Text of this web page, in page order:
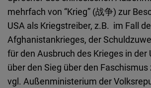
mehrfach von “Krieg” (战争) zur
USA als Kriegstreiber, z.B. im Fall
Afghanistankrieges, der
für den Ausbruch des Krieges in der
über den Sieg über den Faschismus
vgl. Außenministerium der